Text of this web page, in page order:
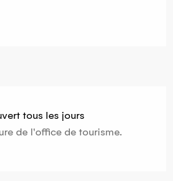
tous les jours
de l'office de tourisme.